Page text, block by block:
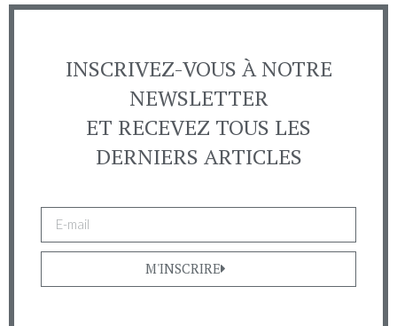
INSCRIVEZ-VOUS À NOTRE
NEWSLETTER
ET RECEVEZ TOUS LES
DERNIERS ARTICLES
M'INSCRIRE